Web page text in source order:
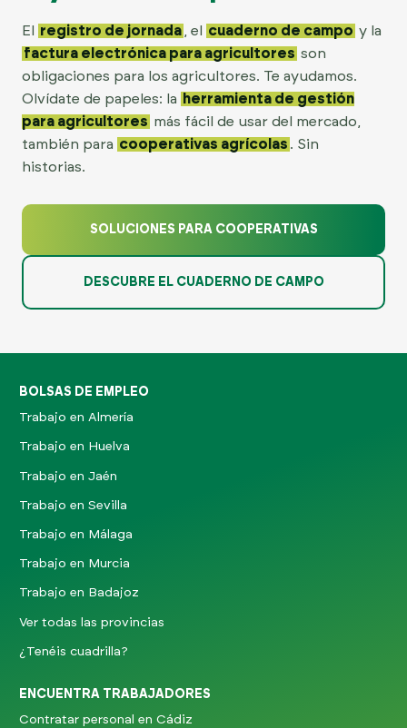
El registro de jornada , el cuaderno de campo y la
factura electrónica para agricultores son
obligaciones para los agricultores. Te ayudamos.
Olvídate de papeles: la
herramienta de gestión
para agricultores más fácil de usar del mercado,
también para cooperativas agrícolas . Sin
historias.
SOLUCIONES PARA COOPERATIVAS
DESCUBRE EL CUADERNO DE CAMPO
BOLSAS DE EMPLEO
Trabajo en Almería
Trabajo en Huelva
Trabajo en Jaén
Trabajo en Sevilla
Trabajo en Málaga
Trabajo en Murcia
Trabajo en Badajoz
Ver todas las provincias
¿Tenéis cuadrilla?
ENCUENTRA TRABAJADORES
Contratar personal en Cádiz